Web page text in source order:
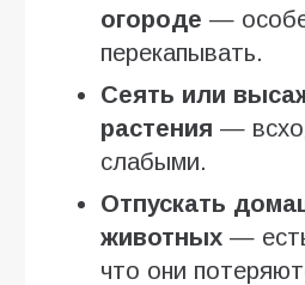
огороде —
перекапывать.
Сеять или
растения —
слабыми.
Отпускать
животных —
что они